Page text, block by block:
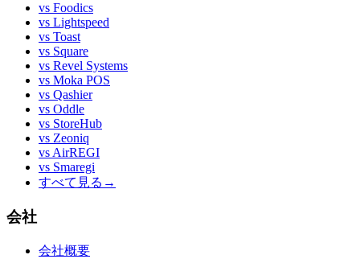
vs Foodics
vs Lightspeed
vs Toast
vs Square
vs Revel Systems
vs Moka POS
vs Qashier
vs Oddle
vs StoreHub
vs Zeoniq
vs AirREGI
vs Smaregi
すべて見る →
会社
会社概要